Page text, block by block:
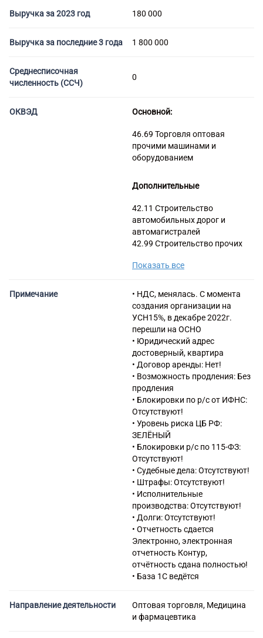
Выручка за 2023 год 180 000
Выручка за последние 3 года 1 800 000
Среднесписочная
численность (ССЧ)
0
ОКВЭД Основной:
46.69 Торговля оптовая
прочими машинами и
оборудованием
Дополнительные
42.11 Строительство
автомобильных дорог и
автомагистралей
42.99 Строительство прочих
включенных в другие
41.20 Строительство жилых и
нежилых зданий
46.90 Торговля оптовая
неспециализированная
41.10 Разработка
строительных проектов
43.29 Производство прочих
строительно-монтажных
работ
43.39 Производство прочих
отделочных и завершающих
работ
43.99 Работы строительные
специализированные прочие,
не включенные в другие
группировки
46.51 Торговля оптовая
компьютерами,
периферийными
устройствами к компьютерам
и программным обеспечением
46.52 Торговля оптовая
электронным и
телекоммуникационным
оборудованием и его
твердым, жидким и
газообразным топливом и
Показать все
Примечание
• НДС, менялась. С момента
создания организации на
УСН15%, в декабре 2022г.
перешли на ОСНО
• Юридический адрес
достоверный, квартира
• Договор аренды: Нет!
• Возможность продления: Без
продления
• Блокировки по р/с от ИФНС:
Отсутствуют!
• Уровень риска ЦБ РФ:
ЗЕЛЁНЫЙ
• Блокировки р/с по 115-ФЗ:
Отсутствуют!
• Судебные дела: Отсутствуют!
• Штрафы: Отсутствуют!
• Исполнительные
производства: Отсутствуют!
• Долги: Отсутствуют!
• Отчетность сдается
Электронно, электронная
отчетность Контур,
отчётность сдана полностью!
• База 1С ведётся
Направление деятельности
Оптовая торговля, Медицина
и фармацевтика